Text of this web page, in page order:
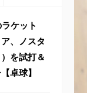
ケット
ア、ノスタ
を試打＆
卓球】